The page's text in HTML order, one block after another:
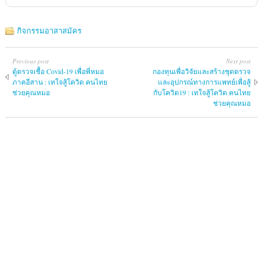
กิจกรรมอาสาสมัคร
Previous post
ตู้ตรวจเชื้อ Covid-19 เพื่อพี่หมอ
ภาคอีสาน : เทใจสู้โควิด คนไทย
ช่วยคุณหมอ
Next post
กองทุนเพื่อวิจัยและสร้างชุดตรวจ
และอุปกรณ์ทางการแพทย์เพื่อสู้
กับโควิด19 : เทใจสู้โควิด คนไทย
ช่วยคุณหมอ